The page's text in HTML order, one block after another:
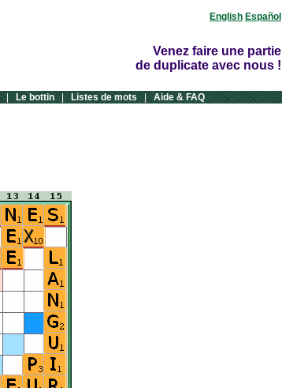
English Español
Venez faire une partie
de duplicate avec nous !
| Le bottin | Listes de mots | Aide & FAQ